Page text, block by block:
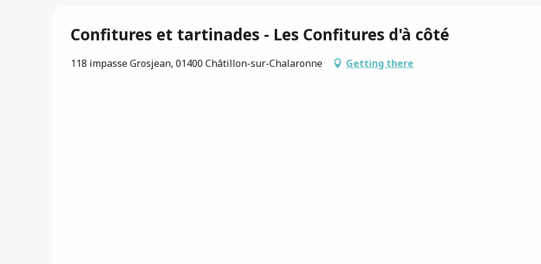
Confitures et tartinades - Les Confitures d'à côté
118 impasse Grosjean, 01400 Châtillon-sur-Chalaronne
Getting there